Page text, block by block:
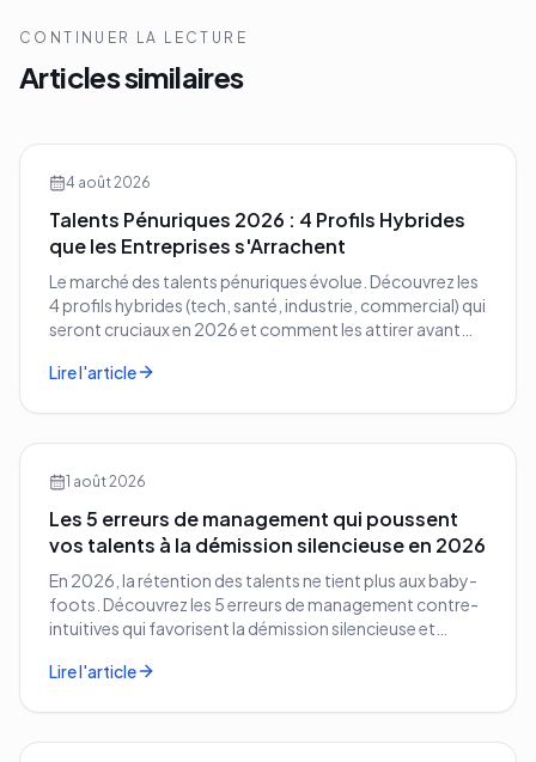
CONTINUER LA LECTURE
Articles similaires
4 août 2026
Talents Pénuriques 2026 : 4 Profils Hybrides
que les Entreprises s'Arrachent
Le marché des talents pénuriques évolue. Découvrez les
4 profils hybrides (tech, santé, industrie, commercial) qui
seront cruciaux en 2026 et comment les attirer avant
Lire l'article
1 août 2026
Les 5 erreurs de management qui poussent
vos talents à la démission silencieuse en 2026
En 2026, la rétention des talents ne tient plus aux baby-
foots. Découvrez les 5 erreurs de management contre-
intuitives qui favorisent la démission silencieuse et
Lire l'article